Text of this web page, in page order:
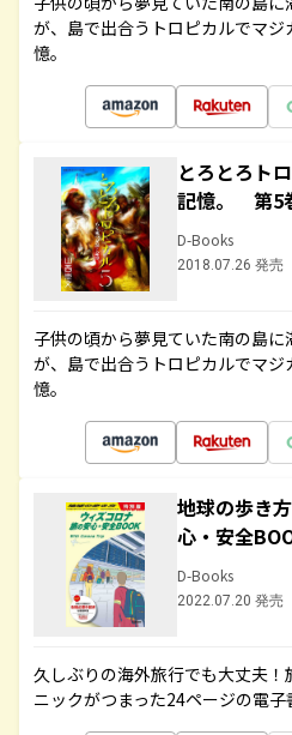
が、島で出合うトロピカルでマ
憶。
とろとろト
記憶。 第5
D-Books
2018.07.26 発売
子供の頃から夢見ていた南の島
が、島で出合うトロピカルでマ
憶。
地球の歩き
心・安全
D-Books
2022.07.20 発売
久しぶりの海外旅行でも大丈夫
ニックがつまった24ページの電子